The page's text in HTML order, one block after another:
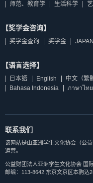
师范、教育学
生活科学
【奖学金咨询】
奖学金查询 奖学金
【语言选择】
日本語 English 中文（繁
Bahasa Indonesia
ภาษาไทย
联系我们
该网站是由亚洲学生文化协会（公
运营。
公益财团法人亚洲学生文化协会 国
邮编：113-8642 东京文京区本驹込